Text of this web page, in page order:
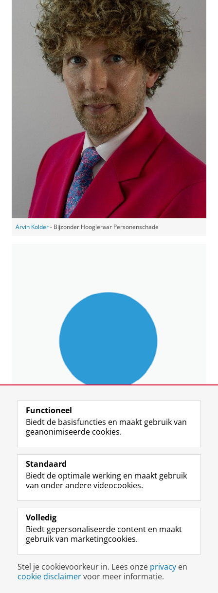
Arvin Kolder- Bijzonder Hoogleraar Personenschade
David Kopalit - Docent Goederenrecht
Functioneel
Biedt de basisfuncties en maakt gebruik van
geanonimiseerde cookies.
Standaard
Biedt de optimale werking en maakt gebruik
van onder andere videocookies.
Volledig
Biedt gepersonaliseerde content en maakt
gebruik van marketingcookies.
Stel je cookievoorkeur in. Lees onze privacy en
cookie disclaimervoor meer informatie.